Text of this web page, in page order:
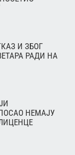
И ЗБОГ
РАДИ НА
НЕМАЈУ